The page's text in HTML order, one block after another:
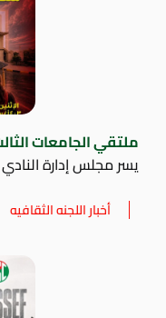
ملتقي الجامعات
يسر مجلس إدارة النادي
أخبار اللجنه الثقافيه